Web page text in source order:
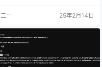
况，就像下图这样，段后距变得不
错，本文的所有配图就通过 Python
自动化脚本，加上了黑色的描边，
并在右下角添加了一行水印。 这一
切只花了我…
二一 25年2月14日